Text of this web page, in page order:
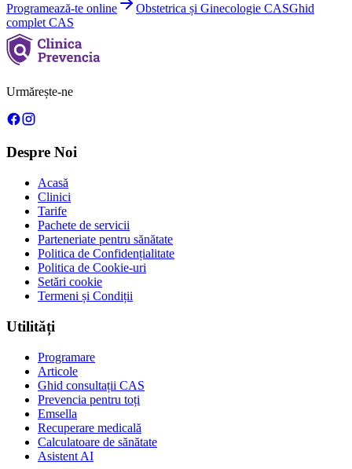
Programează-te online Obstetrica și Ginecologie CASGhid
complet CAS
Urmărește-ne
Despre Noi
Acasă
Clinici
Tarife
Pachete de servicii
Parteneriate pentru sănătate
Politica de Confidențialitate
Politica de Cookie-uri
Setări cookie
Termeni și Condiții
Utilități
Programare
Articole
Ghid consultații CAS
Prevencia pentru toți
Emsella
Recuperare medicală
Calculatoare de sănătate
Asistent AI